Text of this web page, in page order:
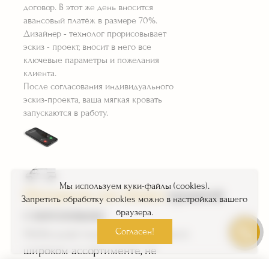
Мы используем куки-файлы (cookies).
Запретить обработку cookies можно в настройках вашего
браузера.
Согласен!
договор. В этот же день вносится
авансовый платёж в размере 70%.
Дизайнер - технолог прорисовывает
эскиз - проект, вносит в него все
ключевые параметры и пожелания
клиента.
После согласования индивидуального
эскиз-проекта, ваша мягкая кровать
запускаются в работу.
Материалы для обивкикроватей
с изголовьем:
Мебельная ткань представлена в
широком ассортименте, не